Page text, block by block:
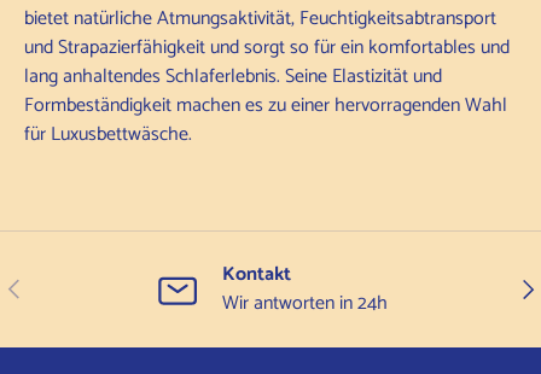
bietet natürliche Atmungsaktivität, Feuchtigkeitsabtransport
und Strapazierfähigkeit und sorgt so für ein komfortables und
lang anhaltendes Schlaferlebnis. Seine Elastizität und
Formbeständigkeit machen es zu einer hervorragenden Wahl
für Luxusbettwäsche.
Vorherige
Kontakt
Wir antworten in 24h